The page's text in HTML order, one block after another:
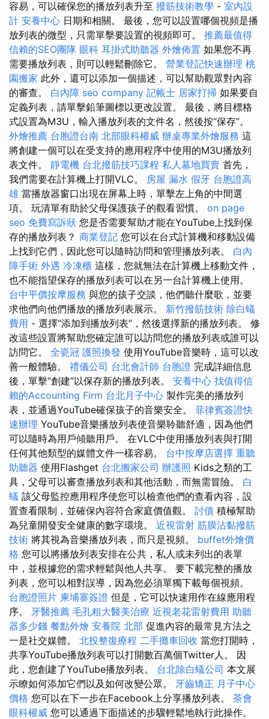
容易，可以確保您的播放列表升至 撥筋技術教學 - 室內設
計 安養中心 日期和相關。 最後，您可以設置哪個視頻是播
放列表的微型，只需單擊要設置的視頻即可。 推薦最值得
信賴的SEO團隊 眼科 耳掛式助聽器 外燴佈置 如果您不再
需要播放列表，則可以輕鬆刪除它。 營業登記快速辦理 桃
園搬家 此外，還可以添加一個描述，可以幫助觀眾對內容
的審查。 白內障 seo company 記帳士 居家打掃 如果要自
定義列表，請單擊鉛筆圖標以更改設置。 最後，將目標格
式設置為M3U，輸入播放列表的文件名，然後按“保存”。
外燴推薦 台胞證台南 北部眼科權威 辦桌專業外燴服務 這
將創建一個可以在受支持的應用程序中使用的M3U播放列
表文件。 靜電機 台北撥筋技巧課程 私人墓地買賣 首先，
我們需要在計算機上打開VLC。 房屋 漏水 假牙 台胞證高
雄 當播放器窗口出現在屏幕上時，單擊左上角的中間選
項。 玩清單有助於父母保護孩子的觀看習慣。 on page
seo 免費寫訴狀 您是否需要幫助才能在YouTube上找到保
存的播放列表？ 商業登記 您可以在台式計算機和移動設備
上找到它們，因此您可以隨時訪問和管理播放列表。 白內
障手術 外遇 冷凍櫃 這樣，您就無法在計算機上移動文件，
也不能指望保存的播放列表可以在另一台計算機上使用。
台中平價按摩服務 與您的孩子交談，他們聽什麼歌，並要
求他們向他們播放的播放列表展示。 新竹撥筋技術 除白蟻
費用 - 選擇“添加到播放列表”，然後選擇新的播放列表。 修
改這些設置將幫助您確定誰可以訪問您的播放列表或誰可以
訪問它。 全瓷冠 護照換發 使用YouTube音樂時，這可以改
善一般體驗。 禮儀公司 台北會計師 台胞證 完成詳細信息
後，單擊“創建”以保存新的播放列表。 安養中心 找值得信
賴的Accounting Firm 台北月子中心 製作完美的播放列
表，並通過YouTube確保孩子的音樂安全。 菲律賓簽證快
速辦理 YouTube音樂播放列表使音樂聆聽舒適，因為他們
可以隨時為用戶傾聽用戶。 在VLC中使用播放列表與打開
任何其他類型的媒體文件一樣容易。 台中按摩店選擇 重聽
助聽器 使用Flashget 台北搬家公司 辦護照 Kids之類的工
具，父母可以審查播放列表和其他活動，而無需冒險。 白
蟻 該父母監控應用程序使您可以檢查他們的查看內容，設
置查看限制，並確保內容符合家庭價值觀。 討債 積極幫助
為兒童開發安全健康的數字環境。 近視雷射 筋膜沾黏撥筋
技術 將其視為音樂播放列表，而只是視頻。 buffet外燴價
格 您可以將播放列表安排在公共，私人或未列出的表單
中，並根據您的需求輕鬆與他人共享。 要下載完整的播放
列表，您可以相對誤導，因為您必須單獨下載每個視頻。
台胞證照片 柬埔寨簽證 但是，它可以快速用作在線應用程
序。 牙醫推薦 毛孔粗大醫美治療 近視老花雷射費用 助聽
器多少錢 餐點外燴 安養院 北部 促進內容的最常見方法之
一是社交媒體。 北投整復療程 二手攤車回收 當您打開時，
共享YouTube播放列表可以打開數百萬個Twitter人。 因
此，您創建了YouTube播放列表。 台北除白蟻公司 本文展
示瞭如何添加它們以及如何改變公眾。 牙齒矯正 月子中心
價格 您可以在下一步在Facebook上分享播放列表。 茶會
眼科權威 您可以通過下面描述的步驟輕鬆地執行此操作。